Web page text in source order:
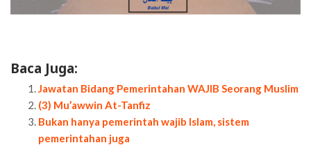
Baca Juga:
Jawatan Bidang Pemerintahan WAJIB Seorang Muslim
(3) Mu’awwin At-Tanfiz
Bukan hanya pemerintah wajib Islam, sistem
pemerintahan juga